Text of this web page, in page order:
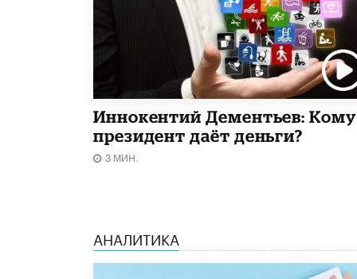
Иннокентий Дементьев: Кому
президент даёт деньги?
3 МИН.
АНАЛИТИКА